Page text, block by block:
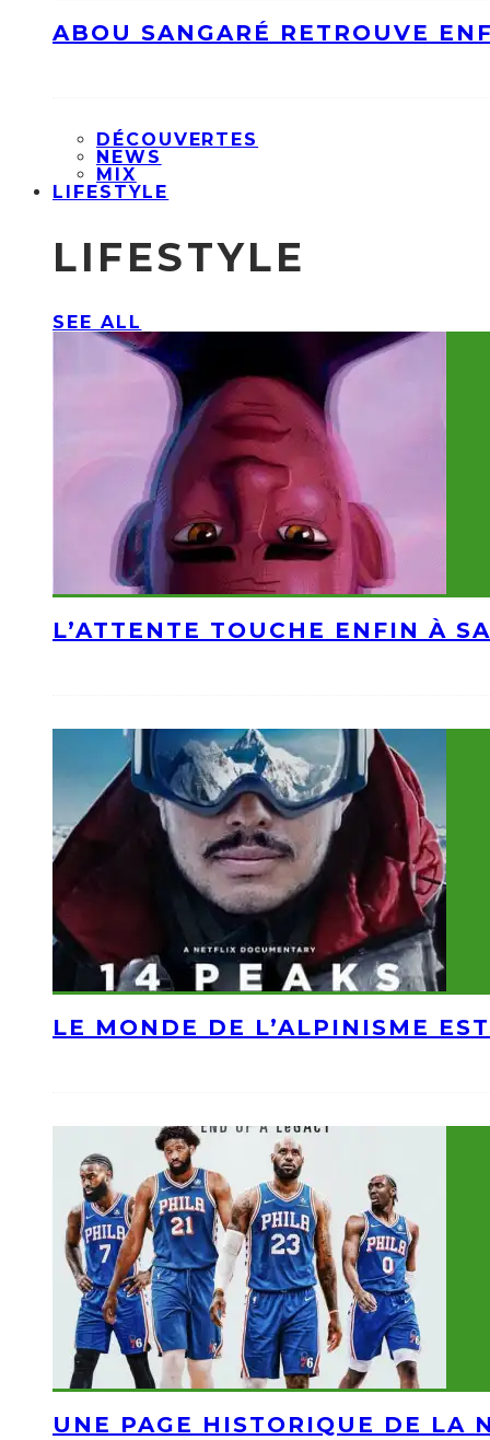
ABOU SANGARÉ RETROUVE
DÉCOUVERTES
NEWS
MIX
LIFESTYLE
LIFESTYLE
SEE ALL
L’ATTENTE TOUCHE ENFIN À
LE MONDE DE L’ALPINISME
UNE PAGE HISTORIQUE DE LA